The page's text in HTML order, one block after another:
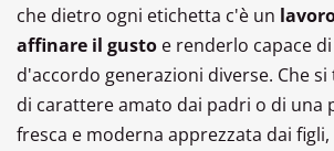
che dietro ogni etichetta c'è un
affinare il gusto e renderlo capace
d'accordo generazioni diverse. Che
di carattere amato dai padri o di una
fresca e moderna apprezzata dai figli,